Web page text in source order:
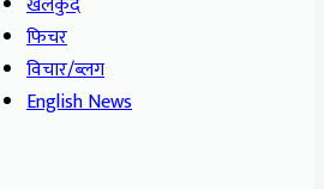
फिचर
विचार/ब्लग
English News